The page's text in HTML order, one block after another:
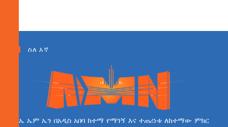
ስለ እኛ
ኤ ኤም ኤን በአዲስ አበባ ከተማ የማገኝ እና ተጠሪነቱ ለከተማው ምክር